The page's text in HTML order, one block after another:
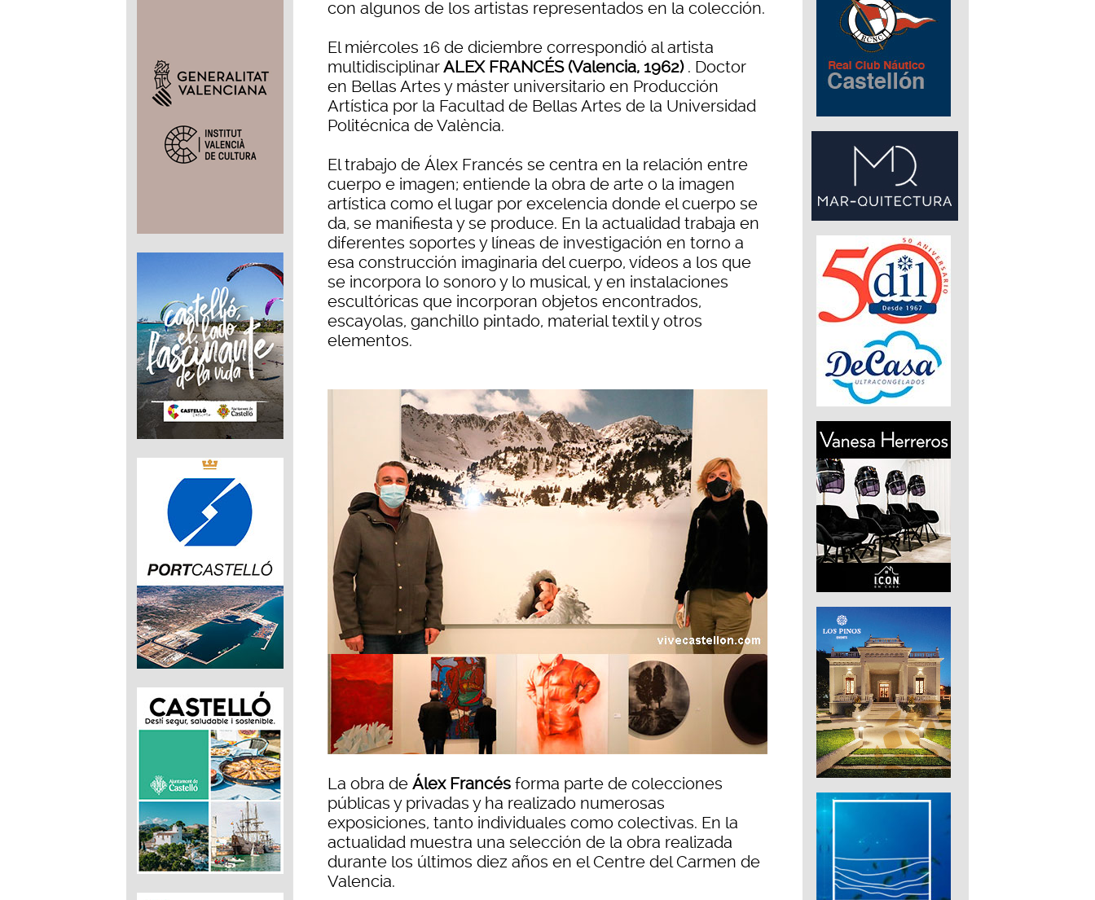
con algunos de los artistas representados en la colección.
El miércoles 16 de diciembre correspondió al artista
multidisciplinarALEX FRANCÉS (Valencia, 1962) . Doctor
en Bellas Artes y máster universitario en Producción
Artística por la Facultad de Bellas Artes de la Universidad
Politécnica de València.
El trabajo de Álex Francés se centra en la relación entre
cuerpo e imagen; entiende la obra de arte o la imagen
artística como el lugar por excelencia donde el cuerpo se
da, se manifiesta y se produce. En la actualidad trabaja en
diferentes soportes y líneas de investigación en torno a
esa construcción imaginaria del cuerpo, vídeos a los que
se incorpora lo sonoro y lo musical, y en instalaciones
escultóricas que incorporan objetos encontrados,
escayolas, ganchillo pintado, material textil y otros
elementos.
La obra de Álex Francés forma parte de colecciones
públicas y privadas y ha realizado numerosas
exposiciones, tanto individuales como colectivas. En la
actualidad muestra una selección de la obra realizada
durante los últimos diez años en el Centre del Carmen de
Valencia.